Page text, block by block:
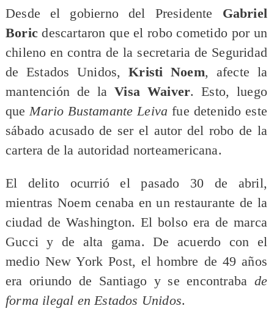
Desde el gobierno del Presidente Gabriel
Boricdescartaron que el robo cometido por un
chileno en contra de la secretaria de Seguridad
de Estados Unidos,Kristi Noem, afecte la
mantención de laVisa Waiver. Esto, luego
queMario Bustamante Leiva fue detenido este
sábado acusado de ser el autor del robo de la
cartera de la autoridad norteamericana.
El delito ocurrió el pasado 30 de abril,
mientras Noem cenaba en un restaurante de la
ciudad de Washington. El bolso era de marca
Gucci y de alta gama. De acuerdo con el
medio New York Post, el hombre de 49 años
era oriundo de Santiago y se encontraba de
forma ilegal en Estados Unidos.